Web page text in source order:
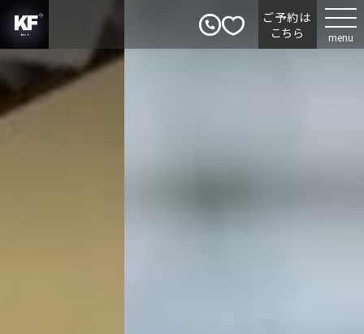
ご予約は
こちら